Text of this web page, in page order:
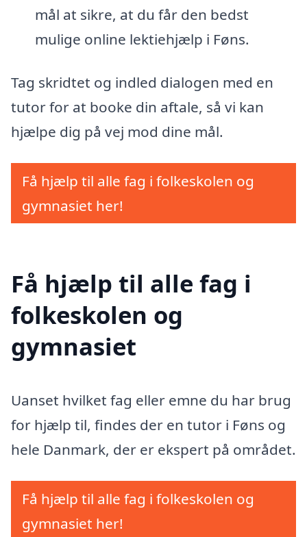
mål at sikre, at du får den bedst
mulige online lektiehjælp i Føns.
Tag skridtet og indled dialogen med en
tutor for at booke din aftale, så vi kan
hjælpe dig på vej mod dine mål.
Få hjælp til alle fag i folkeskolen og
gymnasiet her!
Få hjælp til alle fag i
folkeskolen og
gymnasiet
Uanset hvilket fag eller emne du har brug
for hjælp til, findes der en tutor i Føns og
hele Danmark, der er ekspert på området.
Få hjælp til alle fag i folkeskolen og
gymnasiet her!